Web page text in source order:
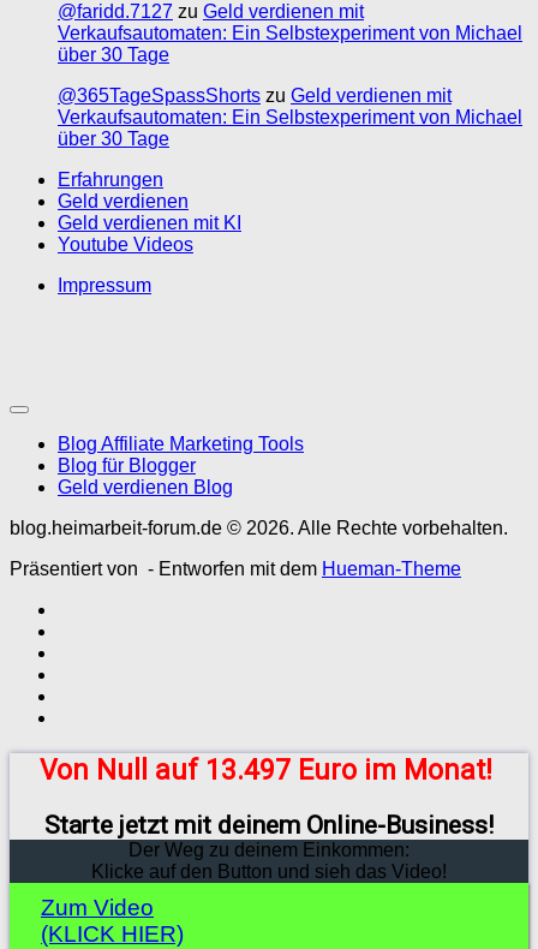
@faridd.7127 zu Geld verdienen mit
Verkaufsautomaten: Ein Selbstexperiment von Michael
über 30 Tage
@365TageSpassShorts zu Geld verdienen mit
Verkaufsautomaten: Ein Selbstexperiment von Michael
über 30 Tage
Erfahrungen
Geld verdienen
Geld verdienen mit KI
Youtube Videos
Impressum
Blog Affiliate Marketing Tools
Blog für Blogger
Geld verdienen Blog
blog.heimarbeit-forum.de © 2026. Alle Rechte vorbehalten.
Präsentiert von - Entworfen mit dem Hueman-Theme
Von Null auf 13.497 Euro im Monat!
Starte jetzt mit deinem Online-Business!
Der Weg zu deinem Einkommen:
Klicke auf den Button und sieh das Video!
Zum Video
(KLICK HIER)